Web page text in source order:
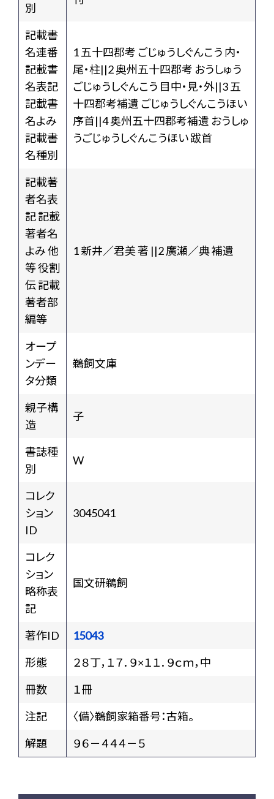
別
記載書
名連番
記載書
名表記
記載書
名よみ
記載書
名種別
1 五十四郡考 ごじゅうしぐんこう 内・
尾・柱||2 奥州五十四郡考 おうしゅう
ごじゅうしぐんこう 目中・見・外||3 五
十四郡考補遺 ごじゅうしぐんこうほい
序首||4 奥州五十四郡考補遺 おうしゅ
うごじゅうしぐんこうほい 跋首
記載著
者名表
記 記載
著者名
よみ 他
等 役割
伝 記載
著者部
編等
1 新井／君美 著 ||2 廣瀬／典 補遺
オープ
ンデー
タ分類
鵜飼文庫
親子構
造
子
書誌種
別
W
コレク
ション
ID
3045041
コレク
ション
略称表
記
国文研鵜飼
著作ID
15043
形態
２８丁，１７．９×１１．９ｃｍ，中
冊数
１冊
注記
〈備〉鵜飼家箱番号：古箱。
解題
９６－４４４－５